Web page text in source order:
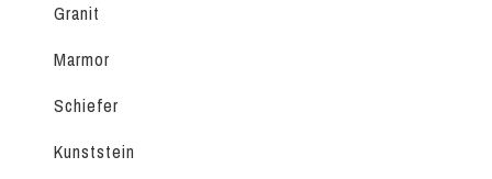
Granit
Marmor
Schiefer
Kunststein